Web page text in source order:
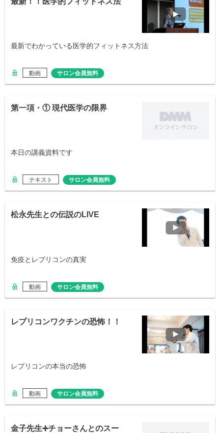
最新でわかっている医学的フィットネス方法
動画 サロン会員無料
第一項・① 現代医学の限界
本日の講義資料です
テキスト サロン会員無料
松永先生との伝説のLIVE
免疫とレプリコンの真実
動画 サロン会員無料
レプリコンワクチンの恐怖！！
レプリコンの本当の恐怖
動画 サロン会員無料
金子先生➕チョーさんとのスー